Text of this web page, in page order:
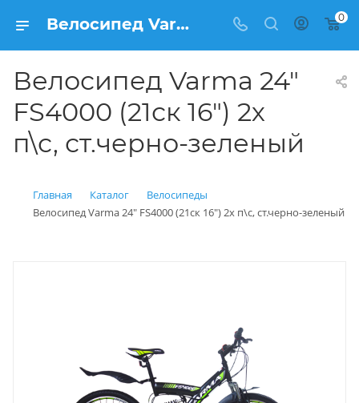
Велосипед Varma 24" FS4000 (21ск 16") 2х п\с, ст.черно-зеленый купить: цена 8 990 рублей в Балашихе | Интернет магазин Вело150 0
Велосипед Varma 24"
FS4000 (21ск 16") 2х
п\с, ст.черно-зеленый
Главная Каталог
Велосипеды
Велосипед Varma 24" FS4000 (21ск 16") 2х п\с, ст.черно-зеленый